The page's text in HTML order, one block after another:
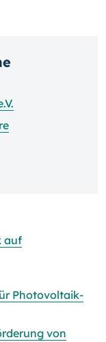
auf
Photovoltaik-
von